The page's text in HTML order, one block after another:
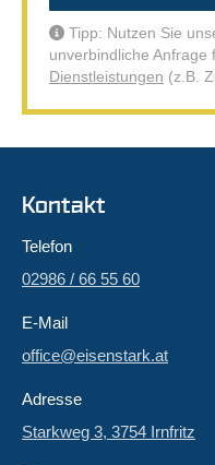
Tipp: Nutzen Sie
unverbindliche Anfrage
Dienstleistungen (z.B.
Kontakt
Telefon
02986 / 66 55 60
E-Mail
office@eisenstark.at
Adresse
Starkweg 3, 3754 Irnfritz